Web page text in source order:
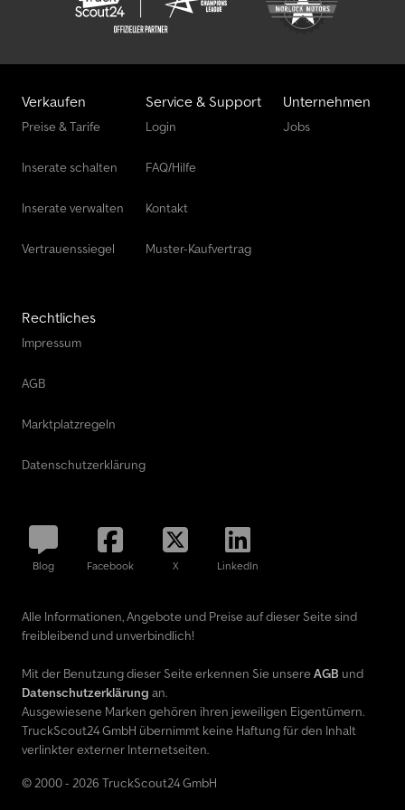
Verkaufen
Preise & Tarife
Inserate schalten
Inserate verwalten
Vertrauenssiegel
Service & Support
Login
FAQ/Hilfe
Kontakt
Muster-Kaufvertrag
Unternehmen
Jobs
Rechtliches
Impressum
AGB
Marktplatzregeln
Datenschutzerklärung
Blog Facebook X LinkedIn
Alle Informationen, Angebote und Preise auf dieser Seite sind
freibleibend und unverbindlich!
Mit der Benutzung dieser Seite erkennen Sie unsere AGB und
Datenschutzerklärung an.
Ausgewiesene Marken gehören ihren jeweiligen Eigentümern.
TruckScout24 GmbH übernimmt keine Haftung für den Inhalt
verlinkter externer Internetseiten.
© 2000 - 2026 TruckScout24 GmbH